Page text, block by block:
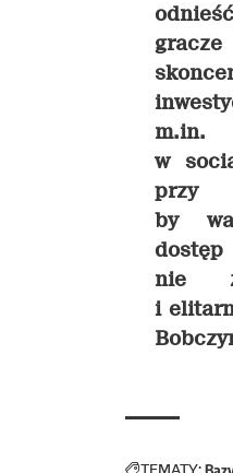
m.in.
w
przy
by
nie
i